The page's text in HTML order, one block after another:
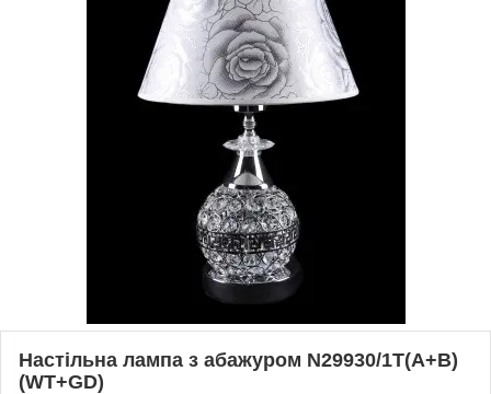
Настільна лампа з абажуром N29930/1T(A+B)
(WT+GD)